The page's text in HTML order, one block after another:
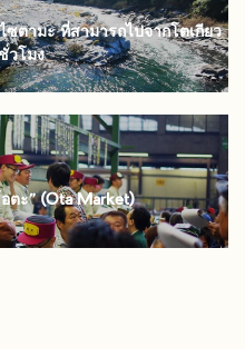
ซตามะ ที่สามารถไปจากโตเกียว
วโมง
ตะ” (Ota Market)